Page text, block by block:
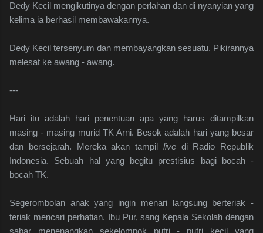
Dedy Kecil mengikutinya dengan perlahan dan di nyanyian yang
kelima ia berhasil membawakannya.
Dedy Kecil tersenyum dan membayangkan sesuatu. Pikirannya
melesat ke awang - awang.
---
Hari itu adalah hari penentuan apa yang harus ditampilkan
masing - masing murid TK Arni. Besok adalah hari yang besar
dan bersejarah. Mereka akan tampil livedi Radio Republik
Indonesia. Sebuah hal yang begitu prestisius bagi bocah -
bocah TK.
Segerombolan anak yang ingin menari langsung berteriak -
teriak mencari perhatian. Ibu Pur, sang Kepala Sekolah dengan